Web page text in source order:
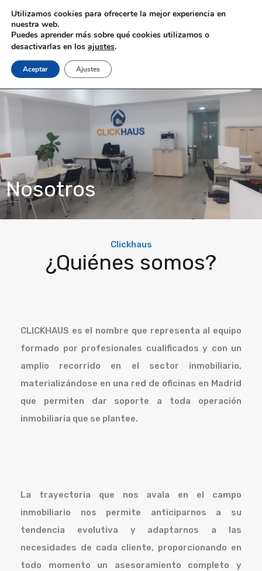
Nosotros
Clickhaus
¿Quiénes somos?
CLICKHAUS es el nombre que representa al equipo
formado por profesionales cualificados y con un
amplio recorrido en el sector inmobiliario,
materializándose en una red de oficinas en Madrid
que permiten dar soporte a toda operación
inmobiliaria que se plantee.
La trayectoria que nos avala en el campo
inmobiliario nos permite anticiparnos a su
tendencia evolutiva y adaptarnos a las
necesidades de cada cliente, proporcionando en
todo momento un asesoramiento completo y
Utilizamos cookies para ofrecerte la mejor experiencia en
nuestra web.
Puedes aprender más sobre qué cookies utilizamos o
desactivarlas en los ajustes.
Aceptar Ajustes